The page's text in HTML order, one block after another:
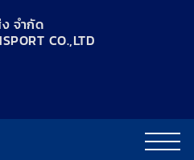
จำกัด
CO.,LTD​